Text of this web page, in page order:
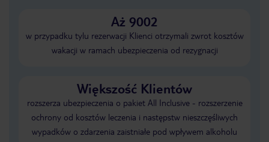
Aż 9002
w przypadku tylu rezerwacji Klienci otrzymali zwrot kosztów
wakacji w ramach ubezpieczenia od rezygnacji
Większość Klientów
rozszerza ubezpieczenia o pakiet All Inclusive - rozszerzenie
ochrony od kosztów leczenia i następstw nieszczęśliwych
wypadków o zdarzenia zaistniałe pod wpływem alkoholu